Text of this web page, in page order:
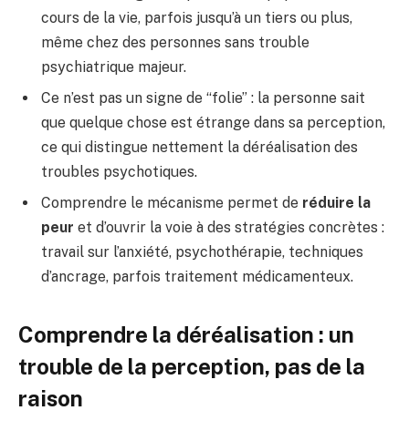
cours de la vie, parfois jusqu’à un tiers ou plus,
même chez des personnes sans trouble
psychiatrique majeur.
Ce n’est pas un signe de “folie” : la personne sait
que quelque chose est étrange dans sa perception,
ce qui distingue nettement la déréalisation des
troubles psychotiques.
Comprendre le mécanisme permet de réduire la
peur et d’ouvrir la voie à des stratégies concrètes :
travail sur l’anxiété, psychothérapie, techniques
d’ancrage, parfois traitement médicamenteux.
Comprendre la déréalisation : un
trouble de la perception, pas de la
raison